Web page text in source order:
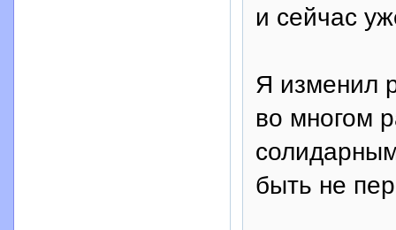
и сейчас
Я изменил
во многом
быть не